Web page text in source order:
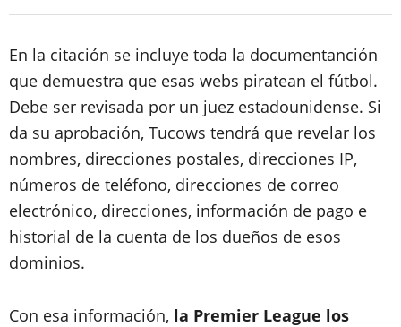
En la citación se incluye toda la documentanción
que demuestra que esas webs piratean el fútbol.
Debe ser revisada por un juez estadounidense. Si
da su aprobación, Tucows tendrá que revelar los
nombres, direcciones postales, direcciones IP,
números de teléfono, direcciones de correo
electrónico, direcciones, información de pago e
historial de la cuenta de los dueños de esos
dominios.
Con esa información, la Premier League los